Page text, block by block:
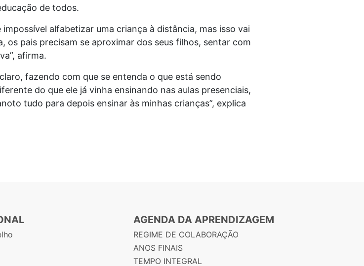
de todos.
alfabetizar uma criança à distância, mas isso vai
os pais precisam se aproximar dos seus filhos, sentar com
afirma.
fazendo com que se entenda o que está sendo
do que ele já vinha ensinando nas aulas presenciais,
tudo para depois ensinar às minhas crianças”, explica
AGENDA DA APRENDIZAGEM
REGIME DE COLABORAÇÃO
ANOS FINAIS
TEMPO INTEGRAL